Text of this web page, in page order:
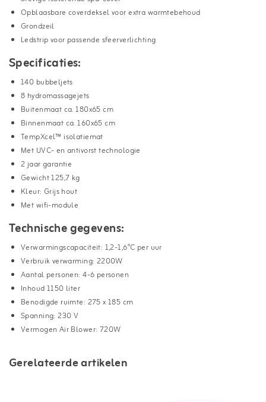
Opblaasbare coverdeksel voor extra warmtebehoud
Grondzeil
Ledstrip voor passende sfeerverlichting
Specificaties:
140 bubbeljets
8 hydromassagejets
Buitenmaat ca. 180x65 cm
Binnenmaat ca. 160x65 cm
TempXcel™ isolatiemat
Met UVC- en antivorst technologie
2 jaar garantie
Gewicht 125,7 kg
Kleur: Grijs hout
Met wifi-module
Technische gegevens:
Verwarmingscapaciteit: 1,2-1,6°C per uur
Verbruik verwarming: 2200W
Aantal personen: 4-6 personen
Inhoud 1150 liter
Benodigde ruimte: 275 x 185 cm
Spanning: 230 V
Vermogen Air Blower: 720W
Gerelateerde artikelen